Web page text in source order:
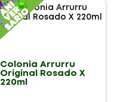
Colonia Arrurru
Original Rosado X
220ml